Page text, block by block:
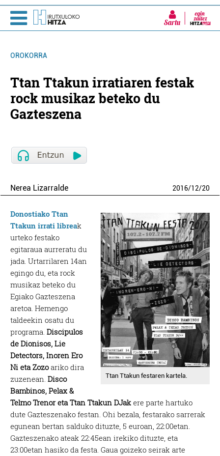
Sartu
OROKORRA
Ttan Ttakun irratiaren festak
rock musikaz beteko du
Gazteszena
Nerea Lizarralde 2016/12/20
Ttan Ttakun festaren kartela.
DonostiakoTtan
Ttakun irrati libreak
urteko festako
egitaraua aurreratu du
jada. Urtarrilaren 14an
egingo du, eta rock
musikaz beteko du
Egiako Gazteszena
aretoa. Hemengo
taldeekin osatu du
programa.Discipulos
de Dionisos, Lie
Detectors, Inoren Ero
Ni eta Zozoariko dira
zuzenean.Disco
Bambinos, Pelax &
Telmo Trenor eta Ttan Ttakun DJak ere parte hartuko
dute Gazteszenako festan. Ohi bezala, festarako sarrerak
egunean bertan salduko dituzte, 5 euroan, 22:00etan.
Gazteszenako ateak 22:45ean irekiko dituzte, eta
23:00etan hasiko da festa. Gaua goizeko seirak arte